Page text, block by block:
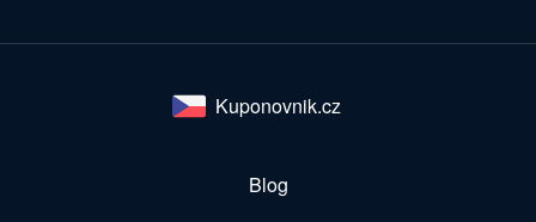
Kuponovnik.cz
Blog